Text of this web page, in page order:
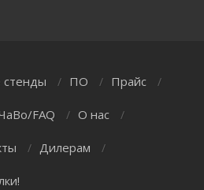
/ ПО / Прайс /
FAQ / О нас /
/ Дилерам /